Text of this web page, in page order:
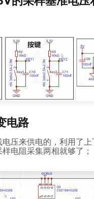
电路
电压来供电的，利用了
电阻采集两相就够了；